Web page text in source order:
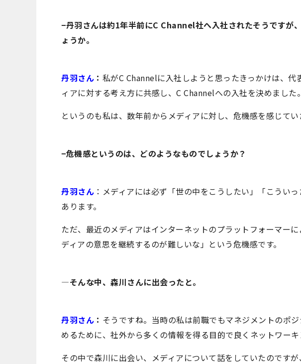
−丹羽さんは約1年半前にC Channel社へ入社されたそうですが
ょうか。
丹羽さん ： 私がC Channelに入社しようと思ったきっかけは、
ィアに対する考え方に共感し、C Channelへの入社を決めました。
というのも私は、数年前からメディアに対し、危機感を感じてい
−危機感というのは、どのようなものでしょうか？
丹羽さん ：メディアには必ず「世の中をこうしたい」「こうい
あります。
ただ、最近のメディアはインターネットのプラットフォーマー
ディアの意思を継続するのが難しいな」という危機感です。
―そんな中、森川さんに出会ったと。
丹羽さん ： そうですね。当時の私は前職でもマネジメントのポ
めるために、社外から多くの情報を得る目的で良くネットワーキ
その中で森川に出会い、メディアについて話をしていたのです